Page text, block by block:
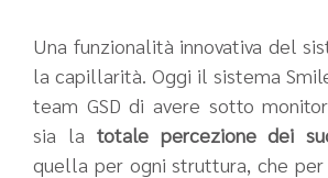
Una funzionalità innovativa del
la capillarità. Oggi il sistema
team GSD di avere sotto
sia la totale percezione dei
quella per ogni struttura, che